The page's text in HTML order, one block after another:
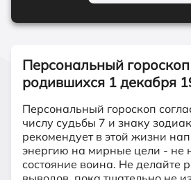
Персональный
родившихся 1 декабря
Персональный гороскоп
числу судьбы 7 и знаку
рекомендует в этой жизни
энергию на мирные цели - не
состояние воина. Не делайте